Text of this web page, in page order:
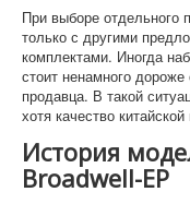
При выборе отдельного
только с другими
комплектами. Иногда
стоит ненамного
продавца. В такой
хотя качество
История
Broadwell-EP